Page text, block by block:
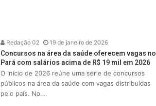
Redação 02 19 de janeiro de 2026
Concursos na área da saúde oferecem vagas no
Pará com salários acima de R$ 19 mil em 2026
O início de 2026 reúne uma série de concursos
públicos na área da saúde com vagas distribuídas
pelo país. No…